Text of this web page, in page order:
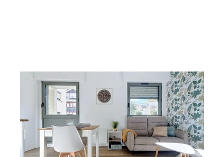
ROUEN 76
31,36 m
2, 2 pièces
Ref : 34466
Appartement à louer
750 €
par mois charges comprises